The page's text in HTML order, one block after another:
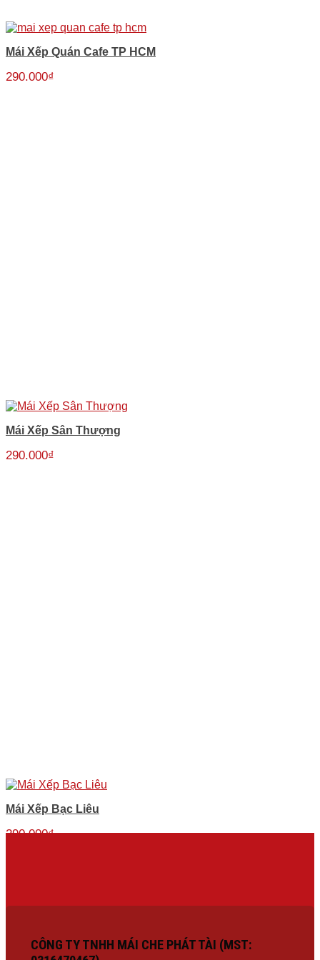
Mái Xếp Quán Cafe TP HCM
290.000₫
Mái Xếp Sân Thượng
290.000₫
Mái Xếp Bạc Liêu
290.000₫
CÔNG TY TNHH MÁI CHE PHÁT TÀI (MST: